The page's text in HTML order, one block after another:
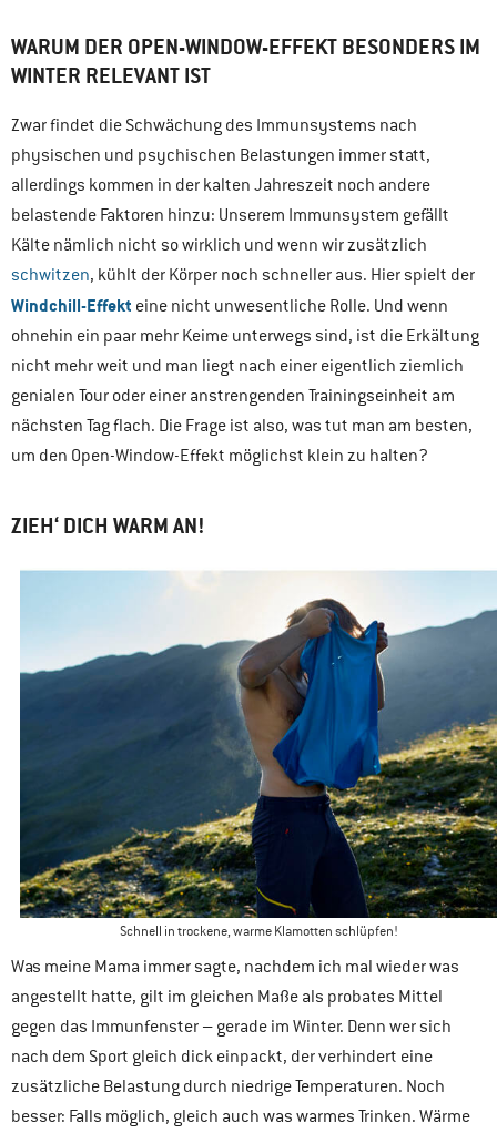
WARUM DER OPEN-WINDOW-EFFEKT BESONDERS IM
WINTER RELEVANT IST
Zwar findet die Schwächung des Immunsystems nach
physischen und psychischen Belastungen immer statt,
allerdings kommen in der kalten Jahreszeit noch andere
belastende Faktoren hinzu: Unserem Immunsystem gefällt
Kälte nämlich nicht so wirklich und wenn wir zusätzlich
schwitzen, kühlt der Körper noch schneller aus. Hier spielt der
Windchill-Effekt eine nicht unwesentliche Rolle. Und wenn
ohnehin ein paar mehr Keime unterwegs sind, ist die Erkältung
nicht mehr weit und man liegt nach einer eigentlich ziemlich
genialen Tour oder einer anstrengenden Trainingseinheit am
nächsten Tag flach. Die Frage ist also, was tut man am besten,
um den Open-Window-Effekt möglichst klein zu halten?
ZIEH‘ DICH WARM AN!
Schnell in trockene, warme Klamotten schlüpfen!
Was meine Mama immer sagte, nachdem ich mal wieder was
angestellt hatte, gilt im gleichen Maße als probates Mittel
gegen das Immunfenster – gerade im Winter. Denn wer sich
nach dem Sport gleich dick einpackt, der verhindert eine
zusätzliche Belastung durch niedrige Temperaturen. Noch
besser: Falls möglich, gleich auch was warmes Trinken. Wärme